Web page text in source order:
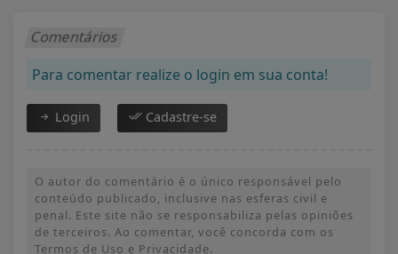
Comentários
Para comentar realize o login em sua conta!
Login Cadastre-se
O autor do comentário é o único responsável pelo
conteúdo publicado, inclusive nas esferas civil e
penal. Este site não se responsabiliza pelas opiniões
de terceiros. Ao comentar, você concorda com os
Termos de Uso e Privacidade.